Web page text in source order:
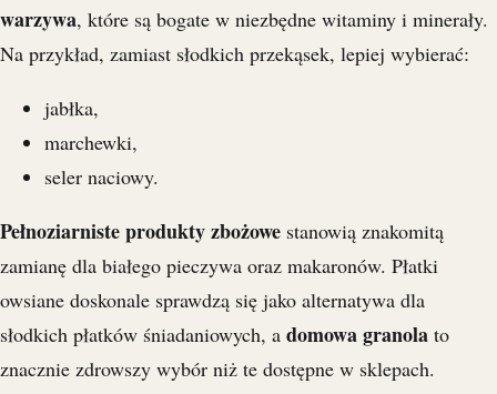
warzywa, które są bogate w niezbędne witaminy i minerały.
Na przykład, zamiast słodkich przekąsek, lepiej wybierać:
jabłka,
marchewki,
seler naciowy.
Pełnoziarniste produkty zbożowe stanowią znakomitą
zamianę dla białego pieczywa oraz makaronów. Płatki
owsiane doskonale sprawdzą się jako alternatywa dla
słodkich płatków śniadaniowych, a domowa granola to
znacznie zdrowszy wybór niż te dostępne w sklepach.